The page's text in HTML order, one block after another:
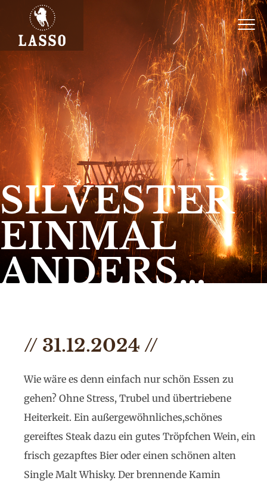
SILVESTER
EINMAL
ANDERS…
// 31.12.2024 //
Wie wäre es denn einfach nur schön Essen zu
gehen? Ohne Stress, Trubel und übertriebene
Heiterkeit. Ein außergewöhnliches,schönes
gereiftes Steak dazu ein gutes Tröpfchen Wein, ein
frisch gezapftes Bier oder einen schönen alten
Single Malt Whisky. Der brennende Kamin